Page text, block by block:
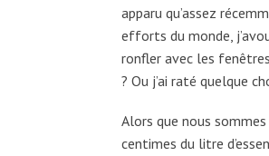
apparu qu’assez
efforts du monde,
ronfler avec les
? Ou j’ai raté quelque
Alors que nous
centimes du litre